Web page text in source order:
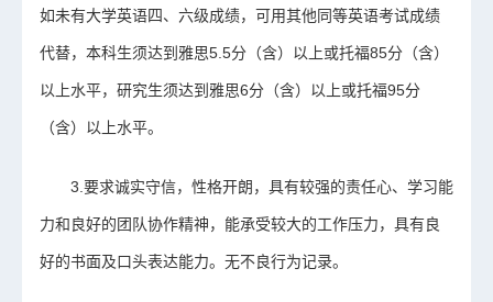
如未有大学英语四、六级成绩，可用其他同等英语考试成绩
代替，本科生须达到雅思5.5分（含）以上或托福85分（含）
以上水平，研究生须达到雅思6分（含）以上或托福95分
（含）以上水平。
3.要求诚实守信，性格开朗，具有较强的责任心、学习能
力和良好的团队协作精神，能承受较大的工作压力，具有良
好的书面及口头表达能力。无不良行为记录。